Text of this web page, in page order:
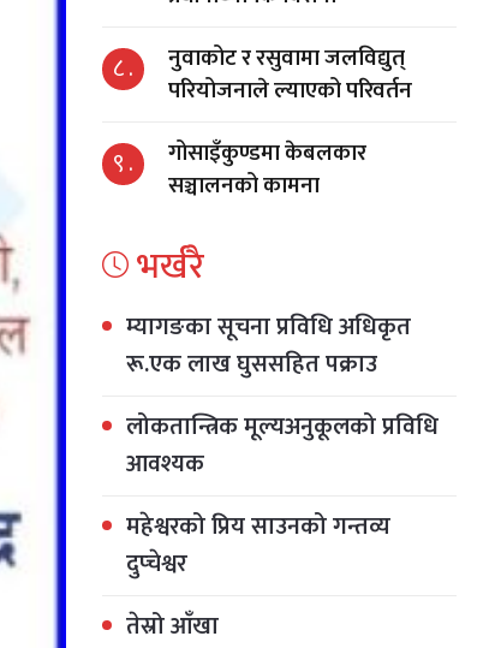
८ .
नुवाकोट र रसुवामा जलविद्युत्
परियोजनाले ल्याएको परिवर्तन
९ .
गोसाइँकुण्डमा केबलकार
सञ्चालनको कामना
भर्खरै
म्यागङका सूचना प्रविधि अधिकृत
रू.एक लाख घुससहित पक्राउ
लोकतान्त्रिक मूल्यअनुकूलको प्रविधि
आवश्यक
महेश्वरको प्रिय साउनको गन्तव्य
दुप्चेश्वर
तेस्रो आँखा